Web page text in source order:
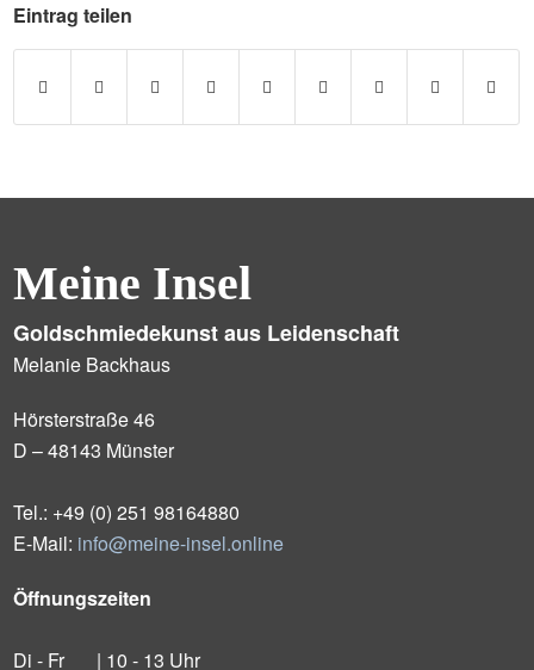
Eintrag teilen
Meine Insel
Goldschmiedekunst aus Leidenschaft
Melanie Backhaus
Hörsterstraße 46
D – 48143 Münster
Tel.: +49 (0) 251 98164880
E-Mail: info@meine-insel.online
Öffnungszeiten
Di - Fr | 10 - 13 Uhr